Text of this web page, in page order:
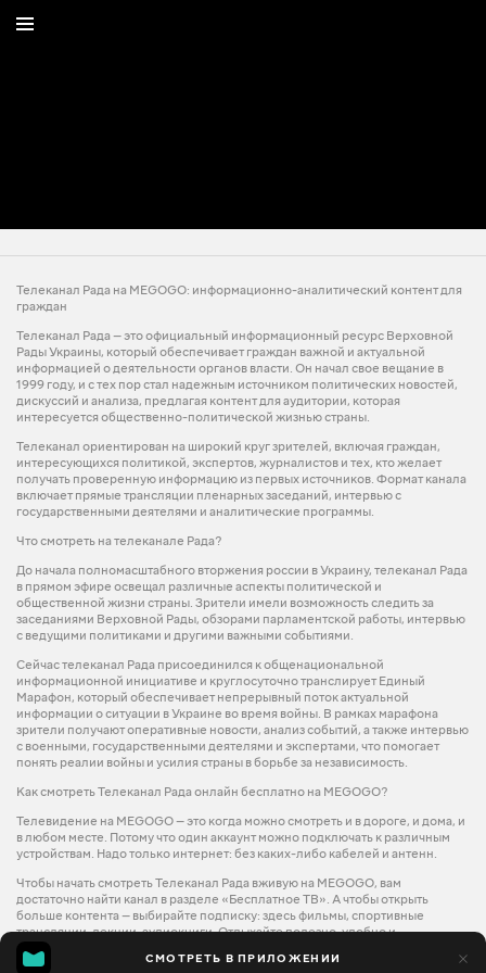
СМОТРЕТЬ В ПРИЛОЖЕНИИ
Телеканал Рада на MEGOGO: информационно-аналитический контент для
граждан
Телеканал Рада — это официальный информационный ресурс Верховной
Рады Украины, который обеспечивает граждан важной и актуальной
информацией о деятельности органов власти. Он начал свое вещание в
1999 году, и с тех пор стал надежным источником политических новостей,
дискуссий и анализа, предлагая контент для аудитории, которая
интересуется общественно-политической жизнью страны.
Телеканал ориентирован на широкий круг зрителей, включая граждан,
интересующихся политикой, экспертов, журналистов и тех, кто желает
получать проверенную информацию из первых источников. Формат канала
включает прямые трансляции пленарных заседаний, интервью с
государственными деятелями и аналитические программы.
Что смотреть на телеканале Рада?
До начала полномасштабного вторжения россии в Украину, телеканал Рада
в прямом эфире освещал различные аспекты политической и
общественной жизни страны. Зрители имели возможность следить за
заседаниями Верховной Рады, обзорами парламентской работы, интервью
с ведущими политиками и другими важными событиями.
Сейчас телеканал Рада присоединился к общенациональной
информационной инициативе и круглосуточно транслирует Единый
Марафон, который обеспечивает непрерывный поток актуальной
информации о ситуации в Украине во время войны. В рамках марафона
зрители получают оперативные новости, анализ событий, а также интервью
с военными, государственными деятелями и экспертами, что помогает
понять реалии войны и усилия страны в борьбе за независимость.
Как смотреть Телеканал Рада онлайн бесплатно на MEGOGO?
Телевидение на MEGOGO — это когда можно смотреть и в дороге, и дома, и
в любом месте. Потому что один аккаунт можно подключать к различным
устройствам. Надо только интернет: без каких-либо кабелей и антенн.
Чтобы начать смотреть Телеканал Рада вживую на MEGOGO, вам
достаточно найти канал в разделе «Бесплатное ТВ». А чтобы открыть
больше контента — выбирайте подписку: здесь фильмы, спортивные
трансляции, лекции, аудиокниги. Отдыхайте полезно, удобно и
увлекательно с MEGOGO.